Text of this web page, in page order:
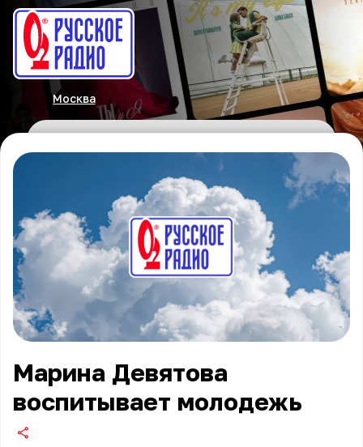
Москва
Марина Девятова
воспитывает молодежь